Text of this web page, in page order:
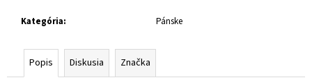
Kategória: Pánske
Popis Diskusia Značka
CABERG
LUNAR
MATT
BLACK/GREY/YELLOW